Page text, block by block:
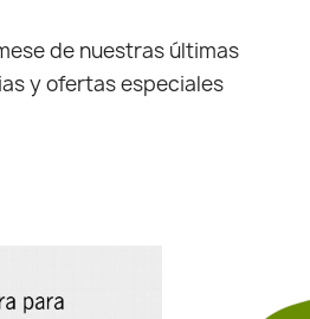
de nuestras últimas
y ofertas especiales